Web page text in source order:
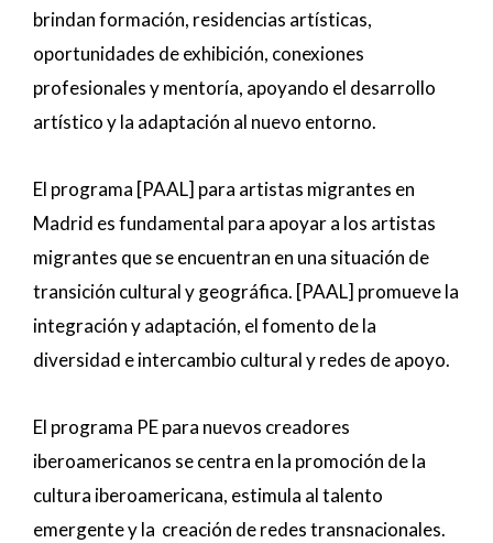
brindan formación, residencias artísticas,
oportunidades de exhibición, conexiones
profesionales y mentoría, apoyando el desarrollo
artístico y la adaptación al nuevo entorno.
El programa [PAAL] para artistas migrantes en
Madrid es fundamental para apoyar a los artistas
migrantes que se encuentran en una situación de
transición cultural y geográfica. [PAAL] promueve la
integración y adaptación, el fomento de la
diversidad e intercambio cultural y redes de apoyo.
El programa PE para nuevos creadores
iberoamericanos se centra en la promoción de la
cultura iberoamericana, estimula al talento
emergente y la creación de redes transnacionales.